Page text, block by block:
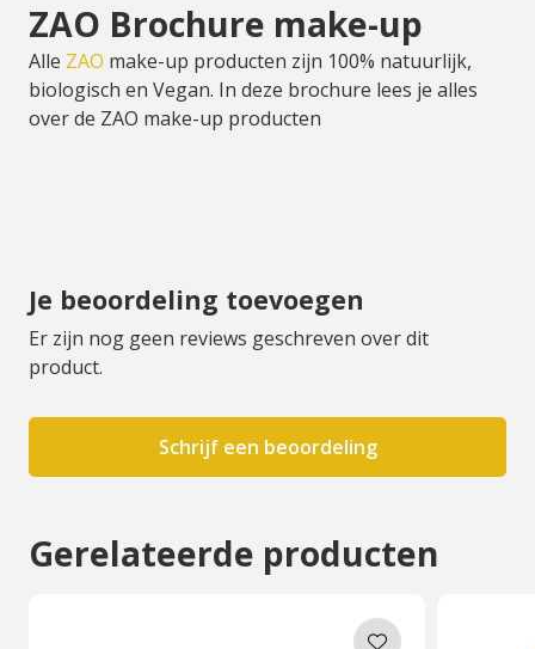
ZAO Brochure make-up
Alle ZAO make-up producten zijn 100% natuurlijk,
biologisch en Vegan. In deze brochure lees je alles
over de ZAO make-up producten
Je beoordeling toevoegen
Er zijn nog geen reviews geschreven over dit
product.
Schrijf een beoordeling
Gerelateerde producten